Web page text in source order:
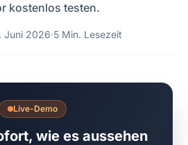
kostenlos testen.
Juni 2026·5 Min. Lesezeit
Live-Demo
wie es aussehen